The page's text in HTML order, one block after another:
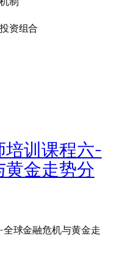
资组合
培训课程六-
金走势分
球金融危机与黄金走